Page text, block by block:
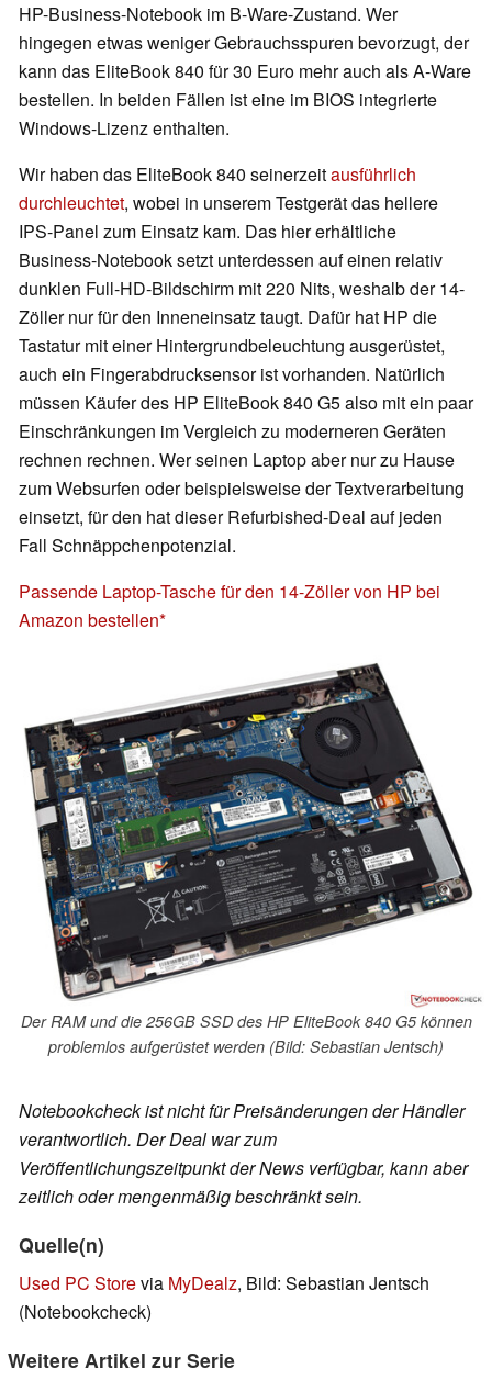
HP-Business-Notebook im B-Ware-Zustand. Wer
hingegen etwas weniger Gebrauchsspuren bevorzugt, der
kann das EliteBook 840 für 30 Euro mehr auch als A-Ware
bestellen. In beiden Fällen ist eine im BIOS integrierte
Windows-Lizenz enthalten.
Wir haben das EliteBook 840 seinerzeitausführlich
durchleuchtet, wobei in unserem Testgerät das hellere
IPS-Panel zum Einsatz kam. Das hier erhältliche
Business-Notebook setzt unterdessen auf einen relativ
dunklen Full-HD-Bildschirm mit 220 Nits, weshalb der 14-
Zöller nur für den Inneneinsatz taugt. Dafür hat HP die
Tastatur mit einer Hintergrundbeleuchtung ausgerüstet,
auch ein Fingerabdrucksensor ist vorhanden. Natürlich
müssen Käufer des HP EliteBook 840 G5 also mit ein paar
Einschränkungen im Vergleich zu moderneren Geräten
rechnen rechnen. Wer seinen Laptop aber nur zu Hause
zum Websurfen oder beispielsweise der Textverarbeitung
einsetzt, für den hat dieser Refurbished-Deal auf jeden
Fall Schnäppchenpotenzial.
Passende Laptop-Tasche für den 14-Zöller von HP bei
Amazon bestellen
Der RAM und die 256GB SSD des HP EliteBook 840 G5 können
problemlos aufgerüstet werden (Bild: Sebastian Jentsch)
Notebookcheck ist nicht für Preisänderungen der Händler
verantwortlich. Der Deal war zum
Veröffentlichungszeitpunkt der News verfügbar, kann aber
zeitlich oder mengenmäßig beschränkt sein.
Quelle(n)
Used PC Storevia MyDealz, Bild: Sebastian Jentsch
(Notebookcheck)
Weitere Artikel zur Serie